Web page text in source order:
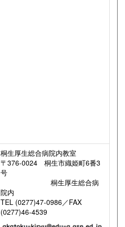
桐生厚生総合病院内教室
〒376-0024 桐生市織姫町6番3
号
桐生厚生総合病
院内
TEL (0277)47-0986／FAX
(0277)46-4539